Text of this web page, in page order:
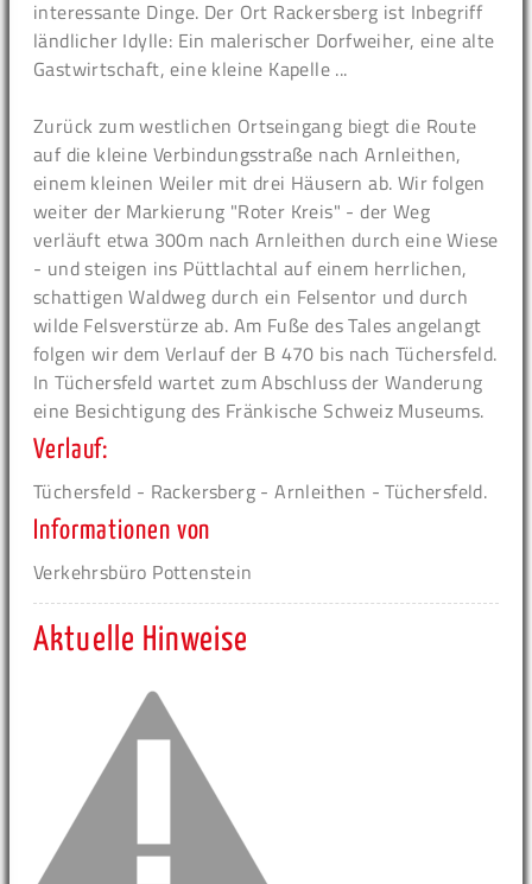
interessante Dinge. Der Ort Rackersberg ist Inbegriff
ländlicher Idylle: Ein malerischer Dorfweiher, eine alte
Gastwirtschaft, eine kleine Kapelle ...
Zurück zum westlichen Ortseingang biegt die Route
auf die kleine Verbindungsstraße nach Arnleithen,
einem kleinen Weiler mit drei Häusern ab. Wir folgen
weiter der Markierung "Roter Kreis" - der Weg
verläuft etwa 300m nach Arnleithen durch eine Wiese
- und steigen ins Püttlachtal auf einem herrlichen,
schattigen Waldweg durch ein Felsentor und durch
wilde Felsverstürze ab. Am Fuße des Tales angelangt
folgen wir dem Verlauf der B 470 bis nach Tüchersfeld.
In Tüchersfeld wartet zum Abschluss der Wanderung
eine Besichtigung des Fränkische Schweiz Museums.
Verlauf:
Tüchersfeld - Rackersberg - Arnleithen - Tüchersfeld.
Informationen von
Verkehrsbüro Pottenstein
Aktuelle Hinweise